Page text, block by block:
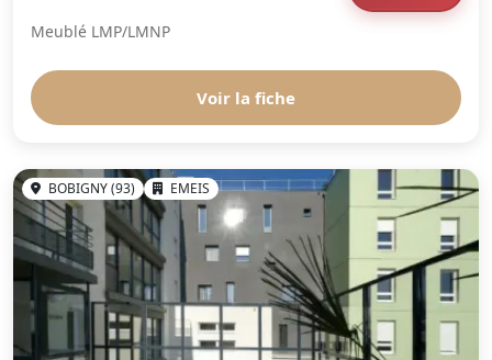
Meublé LMP/LMNP
Voir la fiche
BOBIGNY (93) EMEIS